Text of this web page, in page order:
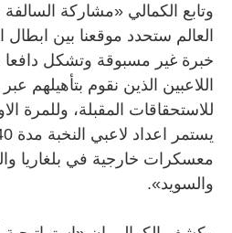
وتابع الكمالي «مشاركة
العالم ستحدد موقعنا بين ابطال
خبرة غير مسبوقة وتشكل دافعا
اللاعبين الذين نقوم بتأهيلهم
للاستحقاقات المقبلة، وللمرة
معسكرات خارجية في بلغاريا
والسويد».